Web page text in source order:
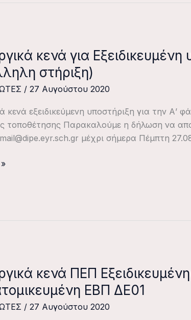
κενά για Εξειδικευμένη
στήριξη)
/ 27 Αυγούστου 2020
κενά εξειδικεύμενη υποστήριξη για την
τοποθέτησης Παρακαλούμε η δήλωση να
μέχρι σήμερα Πέμπτη
κενά ΠΕΠ
ΕΒΠ ΔΕ01
/ 27 Αυγούστου 2020